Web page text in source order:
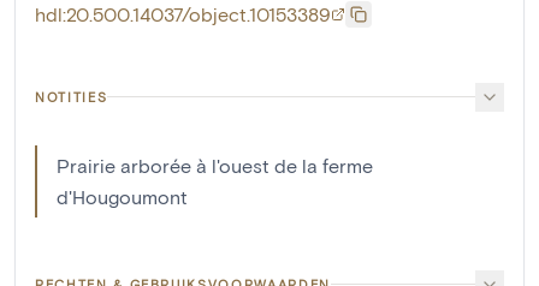
hdl:20.500.14037/object.10153389
NOTITIES
Prairie arborée à l'ouest de la ferme
d'Hougoumont